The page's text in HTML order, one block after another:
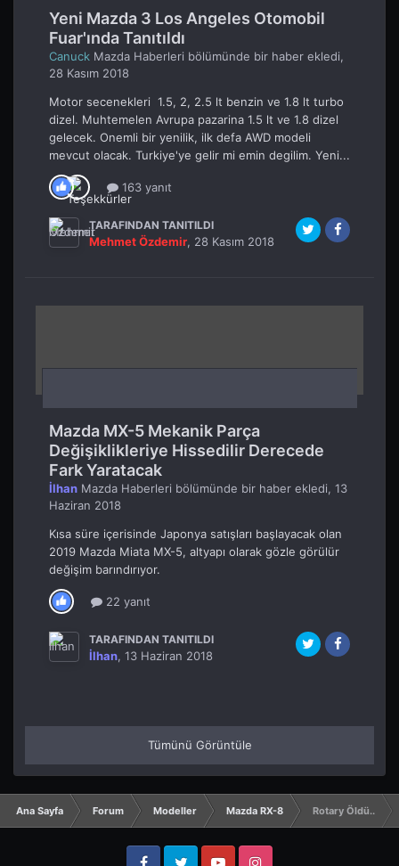
Yeni Mazda 3 Los Angeles Otomobil
Fuar'ında Tanıtıldı
Canuck Mazda Haberleri bölümünde bir haber ekledi,
28 Kasım 2018
Motor secenekleri 1.5, 2, 2.5 lt benzin ve 1.8 lt turbo
dizel. Muhtemelen Avrupa pazarina 1.5 lt ve 1.8 dizel
gelecek. Onemli bir yenilik, ilk defa AWD modeli
mevcut olacak. Turkiye'ye gelir mi emin degilim. Yeni...
163 yanıt
TARAFINDAN TANITILDI
Mehmet Özdemir, 28 Kasım 2018
Mazda MX-5 Mekanik Parça
Değişiklikleriye Hissedilir Derecede
Fark Yaratacak
İlhan Mazda Haberleri bölümünde bir haber ekledi, 13
Haziran 2018
Kısa süre içerisinde Japonya satışları başlayacak olan
2019 Mazda Miata MX-5, altyapı olarak gözle görülür
değişim barındırıyor.
22 yanıt
TARAFINDAN TANITILDI
İlhan, 13 Haziran 2018
Tümünü Görüntüle
Ana Sayfa Forum Modeller Mazda RX-8 Rotary Öldü..